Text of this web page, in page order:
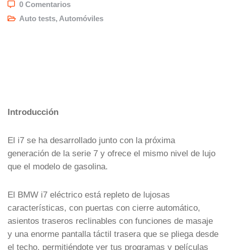
0 Comentarios
Auto tests, Automóviles
Introducción
El i7 se ha desarrollado junto con la próxima
generación de la serie 7 y ofrece el mismo nivel de lujo
que el modelo de gasolina.
El BMW i7 eléctrico está repleto de lujosas
características, con puertas con cierre automático,
asientos traseros reclinables con funciones de masaje
y una enorme pantalla táctil trasera que se pliega desde
el techo, permitiéndote ver tus programas y películas